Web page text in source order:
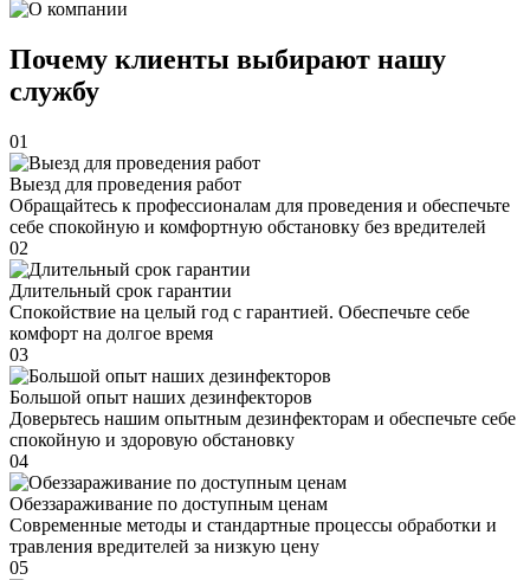
Почему клиенты выбирают нашу
службу
01
Выезд для проведения работ
Обращайтесь к профессионалам для проведения и обеспечьте
себе спокойную и комфортную обстановку без вредителей
02
Длительный срок гарантии
Спокойствие на целый год с гарантией. Обеспечьте себе
комфорт на долгое время
03
Большой опыт наших дезинфекторов
Доверьтесь нашим опытным дезинфекторам и обеспечьте себе
спокойную и здоровую обстановку
04
Обеззараживание по доступным ценам
Современные методы и стандартные процессы обработки и
травления вредителей за низкую цену
05